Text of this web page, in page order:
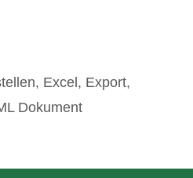
, Excel, Export,
Dokument